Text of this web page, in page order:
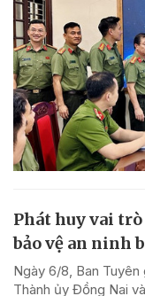
Phát huy vai
bảo vệ an ninh
Ngày 6/8, Ban
Thành ủy Đồng Nai